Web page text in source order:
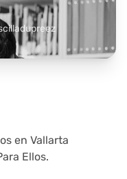
en Vallarta
Ellos.